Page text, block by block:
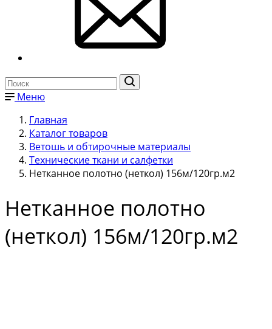
Меню
Главная
Каталог товаров
Ветошь и обтирочные материалы
Технические ткани и салфетки
Нетканное полотно (неткол) 156м/120гр.м2
Нетканное полотно
(неткол) 156м/120гр.м2